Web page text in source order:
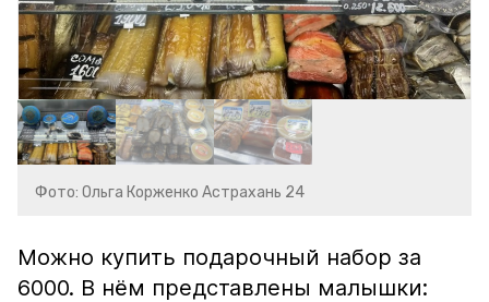
Фото: Ольга Корженко Астрахань 24
Можно купить подарочный набор за
6000. В нём представлены малышки: